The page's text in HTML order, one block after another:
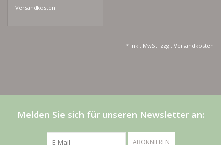
individuell gravierbarer
Versandkosten
* Inkl. MwSt. zzgl. Versandkosten
Melden Sie sich für unseren Newsletter an:
ABONNIEREN